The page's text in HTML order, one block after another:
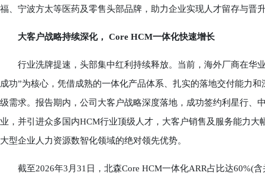
福、宁波方太等医药及零售头部品牌，助力企业实现人才留存与晋
大客户战略持续深化， Core HCM一体化快速增长
行业洗牌提速，头部集中红利持续释放。当前，海外厂商在华
成功”为核心，凭借成熟的一体化产品体系、扎实的落地交付能力
级需求。报告期内，公司大客户战略深度落地，成功签约利星行、
业，并引进众多国内HCM行业顶级人才，大客户销售及服务能力
大型企业人力资源数智化领域的绝对领先优势。
截至2026年3月31日，北森Core HCM一体化ARR占比达60%(含